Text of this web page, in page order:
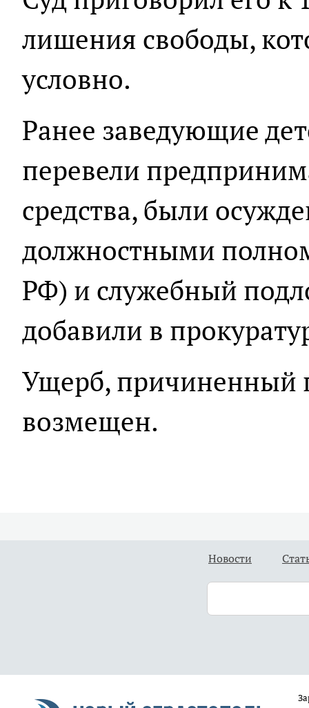
лишения свободы,
условно.
Ранее заведующие
перевели
средства, были
должностными
РФ) и служебный
добавили в
Ущерб, причиненный
возмещен.
Новости